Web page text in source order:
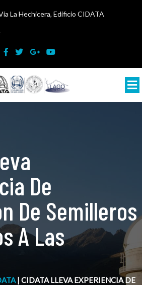
La Hechicera, Edificio CIDATA
De
De Semilleros
A Las
| CIDATA LLEVA EXPERIENCIA DE